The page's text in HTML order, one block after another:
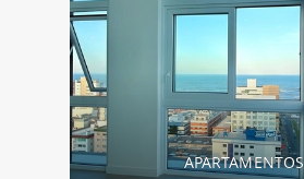
APARTAMENTOS